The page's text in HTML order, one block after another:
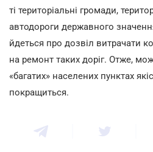
ті територіальні громади,
автодороги державного
йдеться про дозвіл витрачати
на ремонт таких доріг. Отже,
«багатих» населених пунктах
покращиться.